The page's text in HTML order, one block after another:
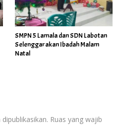
SMPN 5 Lamala dan SDN Labotan
Selenggarakan Ibadah Malam
Natal
Ruas yang wajib